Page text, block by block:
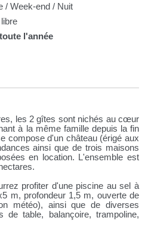
/ Week-end / Nuit
l'année
les 2 gîtes sont nichés au cœur
à la même famille depuis la fin
compose d'un château (érigé aux
ainsi que de trois maisons
en location. L'ensemble est
profiter d'une piscine au sel à
m, profondeur 1,5 m, ouverte de
météo), ainsi que de diverses
table, balançoire, trampoline,